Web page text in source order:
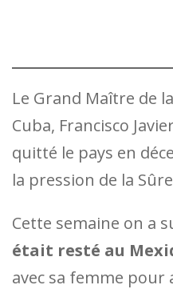
Le Grand Maître de
Cuba, Francisco
quitté le pays en
la pression de la
Cette semaine on a
était resté au
avec sa femme pour